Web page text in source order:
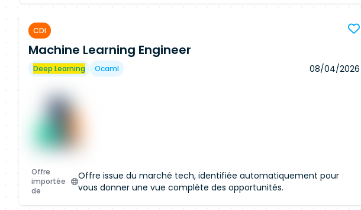
Accès restreint à la communauté
Rejoignez notre plateforme pour accéder aux détails de
cette offre et obtenir un accès aux meilleures offres du
CDI
Machine Learning Engineer
Deep Learning Ocaml 08/04/2026
Offre
importée
de
Offre issue du marché tech, identifiée automatiquement pour
vous donner une vue complète des opportunités.